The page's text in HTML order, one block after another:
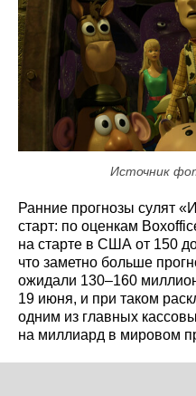
Источник
Ранние прогнозы сулят
старт: по оценкам
на старте в США от 150
что заметно больше
ожидали 130–160
19 июня, и при таком
одним из главных
на миллиард в мировом